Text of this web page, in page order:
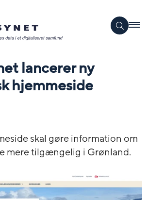
lancerer ny
hjemmeside
skal gøre information om
mere tilgængelig i Grønland.